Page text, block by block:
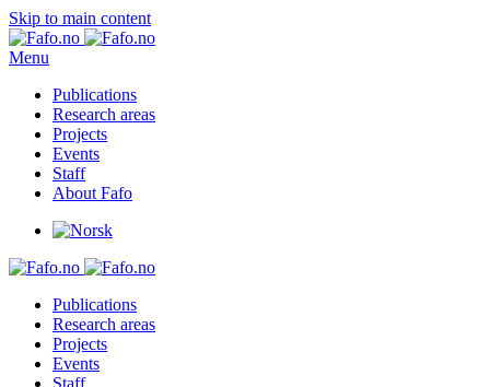
Skip to main content
Menu
Publications
Research areas
Projects
Events
Staff
About Fafo
Publications
Research areas
Projects
Events
Staff